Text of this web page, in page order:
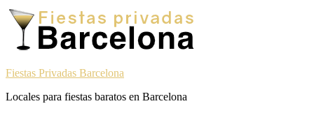
Skip
navigation
Skip
content
Fiestas Privadas Barcelona
Locales para fiestas baratos en Barcelona